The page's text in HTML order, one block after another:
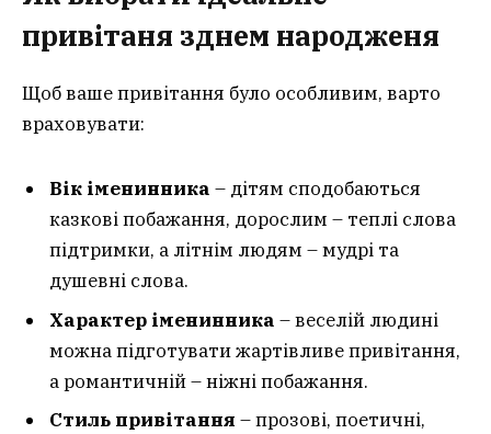
привітаня зднем народженя
Щоб ваше привітання було особливим, варто
враховувати:
Вік іменинника – дітям сподобаються
казкові побажання, дорослим – теплі слова
підтримки, а літнім людям – мудрі та
душевні слова.
Характер іменинника – веселій людині
можна підготувати жартівливе привітання,
а романтичній – ніжні побажання.
Стиль привітання – прозові, поетичні,